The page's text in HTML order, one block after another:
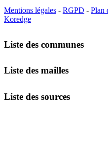
Mentions légales - RGPD - Plan
Koredge
Liste des communes
Liste des mailles
Liste des sources